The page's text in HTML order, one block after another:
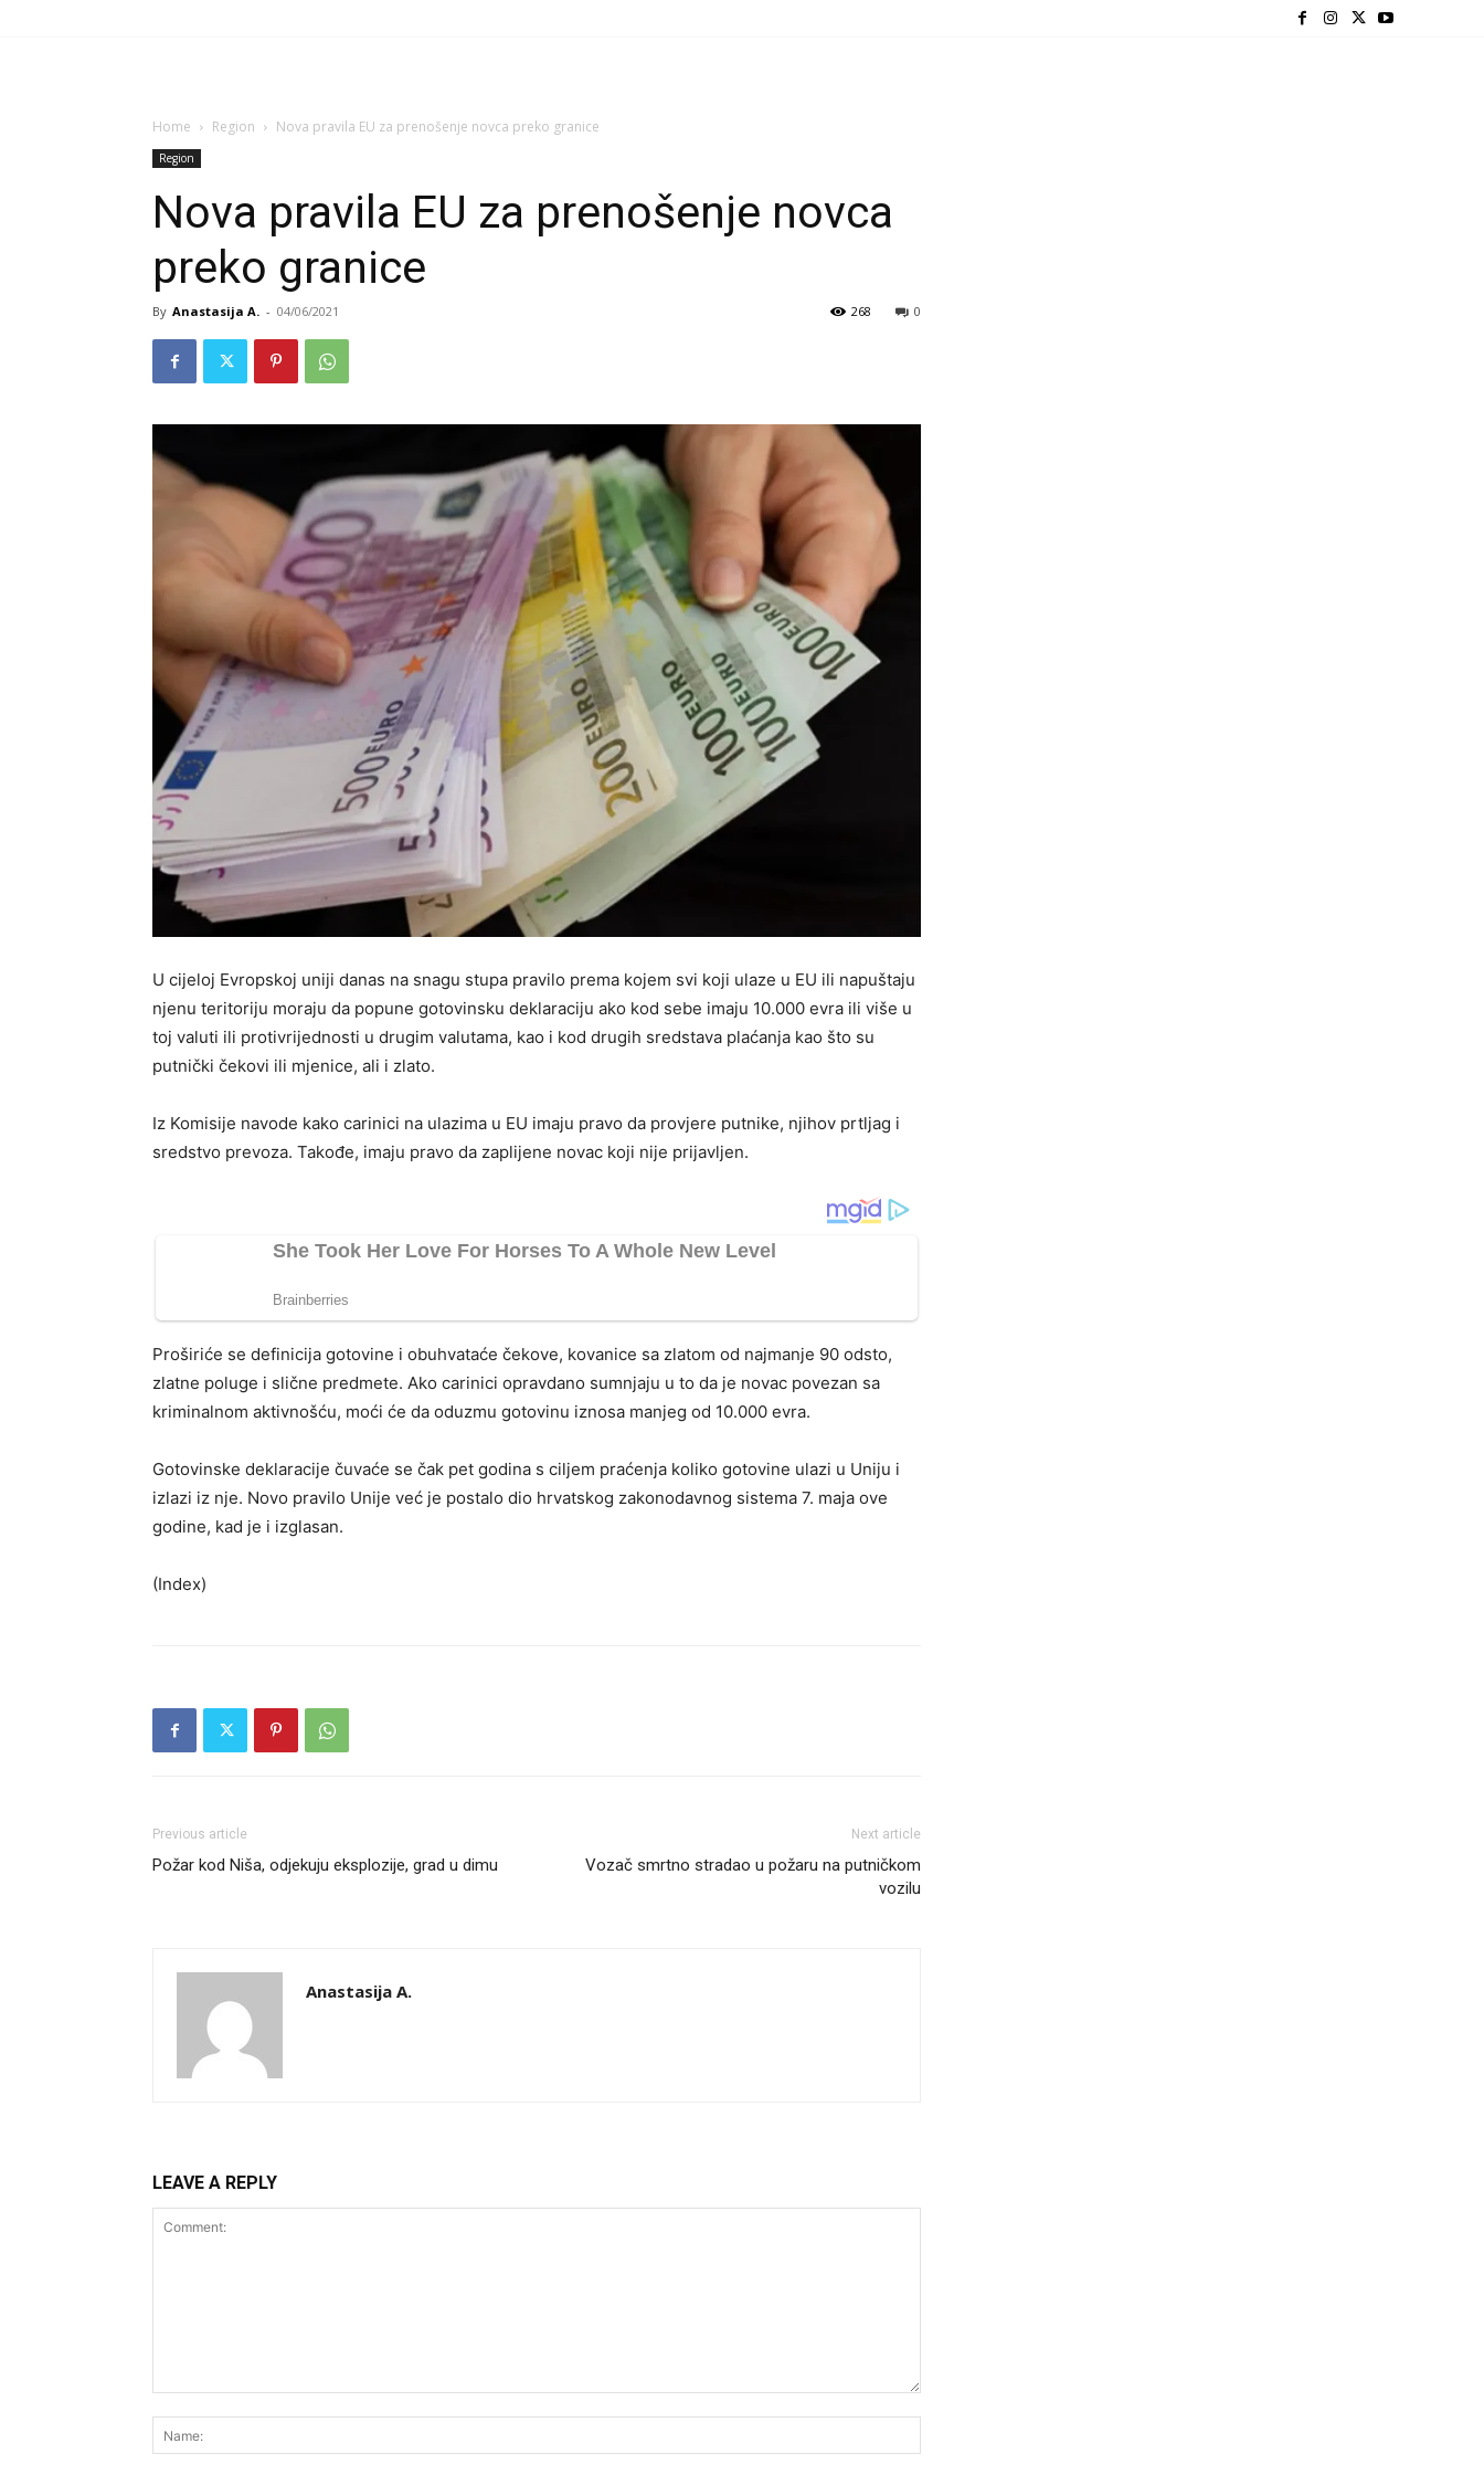
Home Region Nova pravila EU za prenošenje novca preko granice
Region
Nova pravila EU za prenošenje novca
preko granice
By Anastasija A. - 04/06/2021 0
268
U cijeloj Evropskoj uniji danas na snagu stupa pravilo prema kojem svi koji ulaze u EU ili napuštaju
njenu teritoriju moraju da popune gotovinsku deklaraciju ako kod sebe imaju 10.000 evra ili više u
toj valuti ili protivrijednosti u drugim valutama, kao i kod drugih sredstava plaćanja kao što su
putnički čekovi ili mjenice, ali i zlato.
Iz Komisije navode kako carinici na ulazima u EU imaju pravo da provjere putnike, njihov prtljag i
sredstvo prevoza. Takođe, imaju pravo da zaplijene novac koji nije prijavljen.
Proširiće se definicija gotovine i obuhvataće čekove, kovanice sa zlatom od najmanje 90 odsto,
zlatne poluge i slične predmete. Ako carinici opravdano sumnjaju u to da je novac povezan sa
kriminalnom aktivnošću, moći će da oduzmu gotovinu iznosa manjeg od 10.000 evra.
Gotovinske deklaracije čuvaće se čak pet godina s ciljem praćenja koliko gotovine ulazi u Uniju i
izlazi iz nje. Novo pravilo Unije već je postalo dio hrvatskog zakonodavnog sistema 7. maja ove
godine, kad je i izglasan.
(Index)
Previous article
Požar kod Niša, odjekuju eksplozije, grad u dimu
Next article
Vozač smrtno stradao u požaru na putničkom
vozilu
Anastasija A.
LEAVE A REPLY